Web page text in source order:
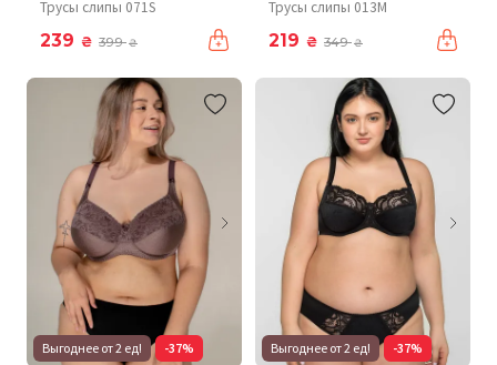
Трусы слипы 071S
239 ₴ 399₴
Трусы слипы 013M
219 ₴ 349₴
Выгоднее от 2 ед! -37% Выгоднее от 2 ед! -37%